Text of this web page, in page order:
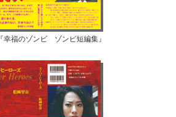
幸福のゾンビ ゾンビ短編集』